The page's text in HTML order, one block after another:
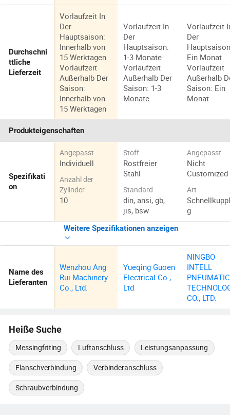
Durchschni
ttliche
Lieferzeit
Vorlaufzeit In
Der
Hauptsaison:
Innerhalb von
15 Werktagen
Vorlaufzeit
Außerhalb Der
Saison:
Innerhalb von
15 Werktagen
Vorlaufzeit In
Der
Hauptsaison:
1-3 Monate
Vorlaufzeit
Außerhalb Der
Saison: 1-3
Monate
Vorlaufzeit
Der
Ein Monat
Vorlaufzeit
Außerhalb
Saison: Ein
Monat
Produkteigenschaften
Spezifikati
on
Angepasst
Individuell
Anzahl der
Zylinder
10
Stoff
Rostfreier
Stahl
Standard
din, ansi, gb,
jis, bsw
Angepasst
Nicht
Customized
Art
g
Weitere Spezifikationen anzeigen
Name des
Lieferanten
Wenzhou Ang
Rui Machinery
Co., Ltd.
Yueqing Guoen
Electrical Co.,
Ltd
NINGBO
INTELL
PNEUMATIC
CO., LTD.
Heiße Suche
Messingfitting Luftanschluss Leistungsanpassung
Flanschverbindung Verbinderanschluss
Schraubverbindung